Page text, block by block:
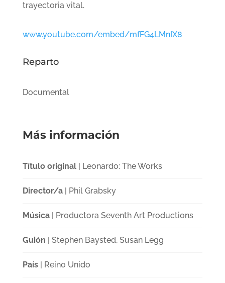
trayectoria vital.
www.youtube.com/embed/mfFG4LMnIX8
Reparto
Documental
Más información
Título original| Leonardo: The Works
Director/a| Phil Grabsky
Música| Productora Seventh Art Productions
Guión | Stephen Baysted, Susan Legg
País| Reino Unido